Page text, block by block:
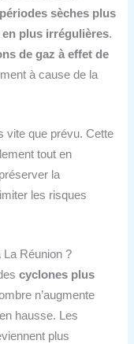
périodes sèches plus
plus irrégulières.
de gaz à effet de
à cause de la
vite que prévu. Cette
tout en
la
les risques
Réunion ?
cyclones plus
n’augmente
hausse. Les
plus